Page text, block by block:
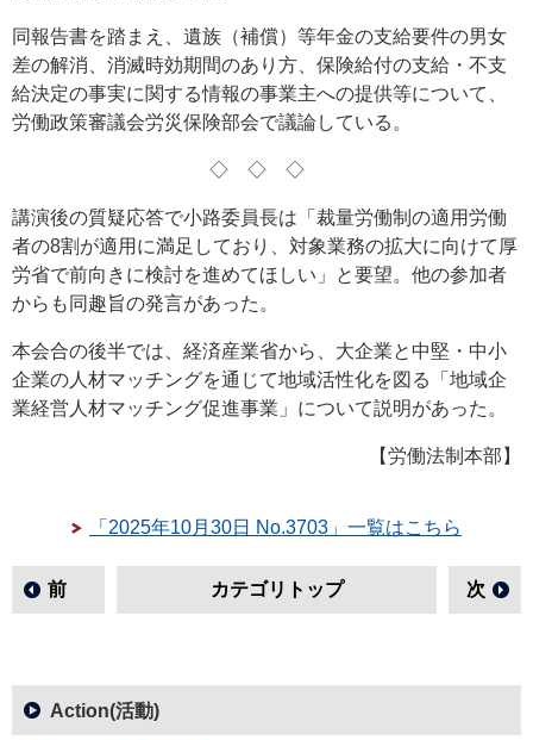
同報告書を踏まえ、遺族（補償）等年金の支給要件の男女
差の解消、消滅時効期間のあり方、保険給付の支給・不支
給決定の事実に関する情報の事業主への提供等について、
労働政策審議会労災保険部会で議論している。
◇◇◇
講演後の質疑応答で小路委員長は「裁量労働制の適用労働
者の8割が適用に満足しており、対象業務の拡大に向けて厚
労省で前向きに検討を進めてほしい」と要望。他の参加者
からも同趣旨の発言があった。
本会合の後半では、経済産業省から、大企業と中堅・中小
企業の人材マッチングを通じて地域活性化を図る「地域企
業経営人材マッチング促進事業」について説明があった。
【労働法制本部】
「2025年10月30日 No.3703」一覧はこちら
前 カテゴリトップ 次
Action(活動)